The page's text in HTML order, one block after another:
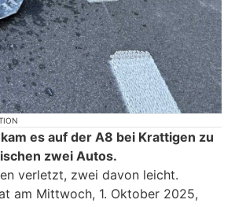
es auf der A8 bei Krattigen zu
zwei Autos.
verletzt, zwei davon leicht.
am Mittwoch, 1. Oktober 2025,